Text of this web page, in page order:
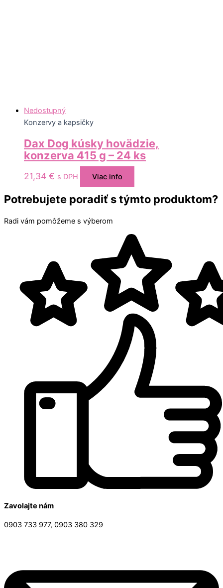
Nedostupný
Konzervy a kapsičky
Dax Dog kúsky hovädzie,
konzerva 415 g – 24 ks
21,34 € s DPH Viac info
Potrebujete poradiť s týmto produktom?
Radi vám pomôžeme s výberom
Zavolajte nám
0903 733 977, 0903 380 329